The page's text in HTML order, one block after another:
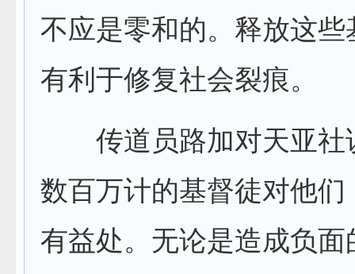
不应是零和的。释放这些
有利于修复社会裂痕。
传道员路加对天亚社
数百万计的基督徒对他们
有益处。无论是造成负面